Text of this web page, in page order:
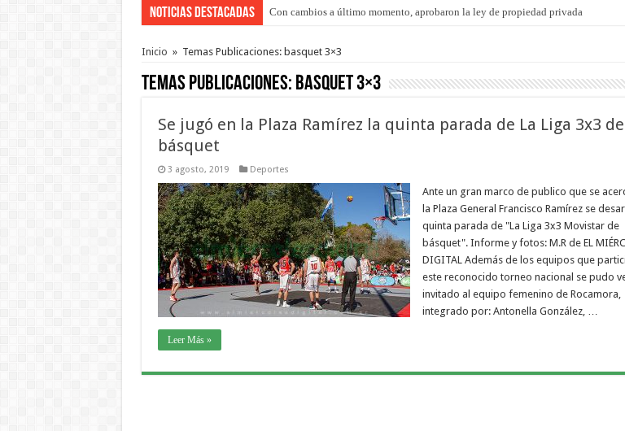
Noticias Destacadas Con cambios a último momento, aprobaron la ley de propiedad privada
Adopción en Entre Ríos: el 35% de los 90 niños, niñas y adolescentes que
Inicio » Temas Publicaciones: basquet 3×3
Temas Publicaciones: basquet 3×3
Se jugó en la Plaza Ramírez la quinta parada de La Liga 3x3 de
básquet
3 agosto, 2019 Deportes
Ante un gran marco de publico que se
la Plaza General Francisco Ramírez se
quinta parada de "La Liga 3x3 Movistar de
básquet". Informe y fotos: M.R de EL
DIGITAL Además de los equipos que
este reconocido torneo nacional se pudo
invitado al equipo femenino de Rocamora,
integrado por: Antonella González, …
Leer Más »